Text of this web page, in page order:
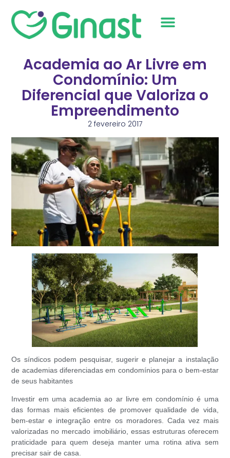
Academia ao Ar Livre em
Condomínio: Um
Diferencial que Valoriza o
Empreendimento
2 fevereiro 2017
Os síndicos podem pesquisar, sugerir e planejar a instalação
de academias diferenciadas em condomínios para o bem-estar
de seus habitantes
Investir em uma academia ao ar livre em condomínio é uma
das formas mais eficientes de promover qualidade de vida,
bem-estar e integração entre os moradores. Cada vez mais
valorizadas no mercado imobiliário, essas estruturas oferecem
praticidade para quem deseja manter uma rotina ativa sem
precisar sair de casa.